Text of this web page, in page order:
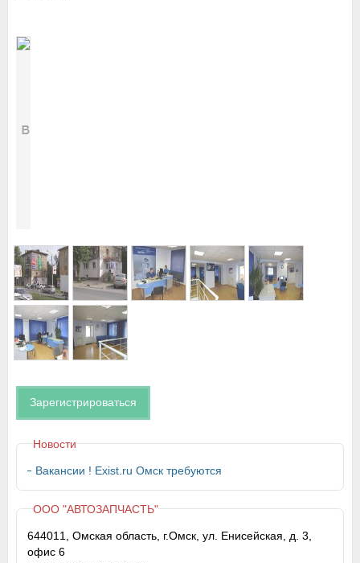
Зарегистрироваться
Новости
Вакансии ! Exist.ru Омск требуются
ООО "АВТОЗАПЧАСТЬ"
644011, Омская область, г.Омск, ул. Енисейская, д. 3,
офис 6